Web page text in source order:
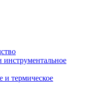
и термическое